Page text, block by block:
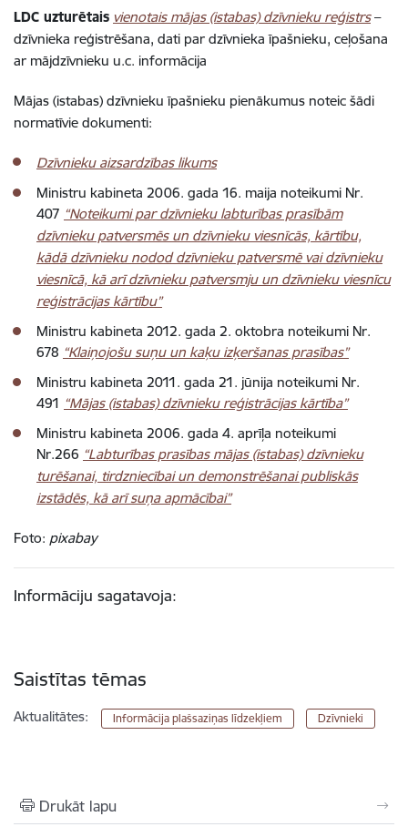
LDC uzturētais vienotais mājas (istabas) dzīvnieku reģistrs–
dzīvnieka reģistrēšana, dati par dzīvnieka īpašnieku, ceļošana
ar mājdzīvnieku u.c. informācija
Mājas (istabas) dzīvnieku īpašnieku pienākumus noteic šādi
normatīvie dokumenti:
Dzīvnieku aizsardzības likums
Ministru kabineta 2006. gada 16. maija noteikumi Nr.
407 “Noteikumi par dzīvnieku labturības prasībām
dzīvnieku patversmēs un dzīvnieku viesnīcās, kārtību,
kādā dzīvnieku nodod dzīvnieku patversmē vai dzīvnieku
viesnīcā, kā arī dzīvnieku patversmju un dzīvnieku viesnīcu
reģistrācijas kārtību”
Ministru kabineta 2012. gada 2. oktobra noteikumi Nr.
678 “Klaiņojošu suņu un kaķu izķeršanas prasības”
Ministru kabineta 2011. gada 21. jūnija noteikumi Nr.
491 “Mājas (istabas) dzīvnieku reģistrācijas kārtība”
Ministru kabineta 2006. gada 4. aprīļa noteikumi
Nr.266 “Labturības prasības mājas (istabas) dzīvnieku
turēšanai, tirdzniecībai un demonstrēšanai publiskās
izstādēs, kā arī suņa apmācībai”
Foto: pixabay
Informāciju sagatavoja:
Saistītas tēmas
Aktualitātes: Informācija plašsaziņas līdzekļiem Dzīvnieki
Drukāt lapu